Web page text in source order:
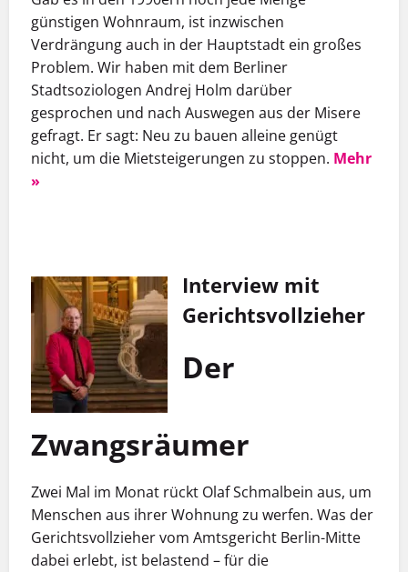
günstigen Wohnraum, ist inzwischen
Verdrängung auch in der Hauptstadt ein großes
Problem. Wir haben mit dem Berliner
Stadtsoziologen Andrej Holm darüber
gesprochen und nach Auswegen aus der Misere
gefragt. Er sagt: Neu zu bauen alleine genügt
nicht, um die Mietsteigerungen zu stoppen. Mehr
»
Interview mit
Gerichtsvollzieher
Der
Zwangsräumer
Zwei Mal im Monat rückt Olaf Schmalbein aus, um
Menschen aus ihrer Wohnung zu werfen. Was der
Gerichtsvollzieher vom Amtsgericht Berlin-Mitte
dabei erlebt, ist belastend – für die